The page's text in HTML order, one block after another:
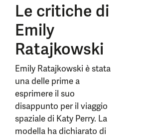
Le critiche di
Emily
Ratajkowski
Emily Ratajkowski è stata
una delle prime a
esprimere il suo
disappunto per il viaggio
spaziale di Katy Perry. La
modella ha dichiarato di